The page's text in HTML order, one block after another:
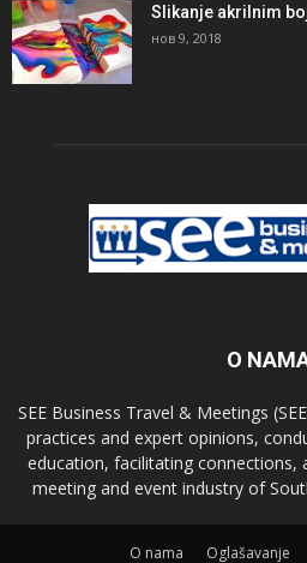
Slikanje akrilnim
нов 9, 2018
O
SEE Business Travel & Meetings
practices and expert opinions,
education, facilitating connections,
meeting and event industry of
О nama Oglašavanje